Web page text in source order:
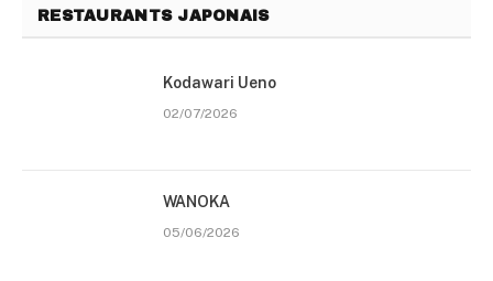
RESTAURANTS JAPONAIS
Kodawari Ueno
02/07/2026
WANOKA
05/06/2026